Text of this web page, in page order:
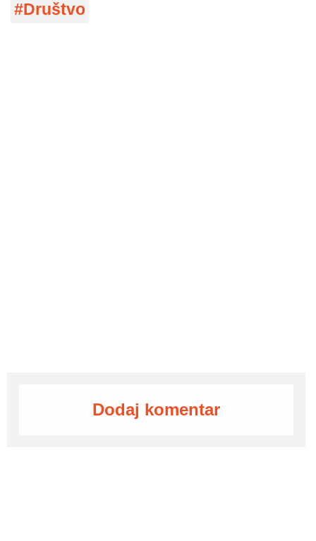
Društvo
Dodaj komentar